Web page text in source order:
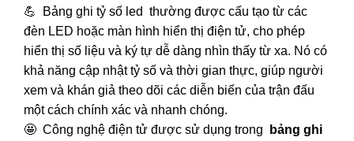
💪 Bảng ghi tỷ số led thường được cấu tạo từ các
đèn LED hoặc màn hình hiển thị điện tử, cho phép
hiển thị số liệu và ký tự dễ dàng nhìn thấy từ xa. Nó có
khả năng cập nhật tỷ số và thời gian thực, giúp người
xem và khán giả theo dõi các diễn biến của trận đấu
một cách chính xác và nhanh chóng.
🤩 Công nghệ điện tử được sử dụng trong
bảng ghi